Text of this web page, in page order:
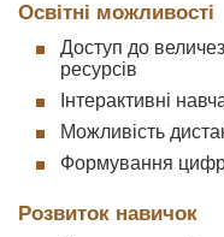
Освітні можливості
Доступ до
ресурсів
Інтерактивні
Можливість
Формування
Розвиток навичок